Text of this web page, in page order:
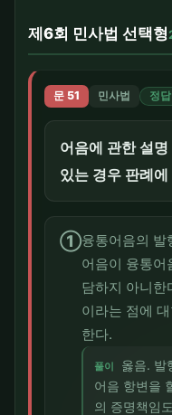
제6회 민사법 선택형
문 51 민사법 정
어음에 관한 설
있는 경우 판례에
①융통어음의 발
어음이 융통어
담하지 아니한
이라는 점에
한다.
풀이
옳음. 발
어음 항변을
의 증명책임